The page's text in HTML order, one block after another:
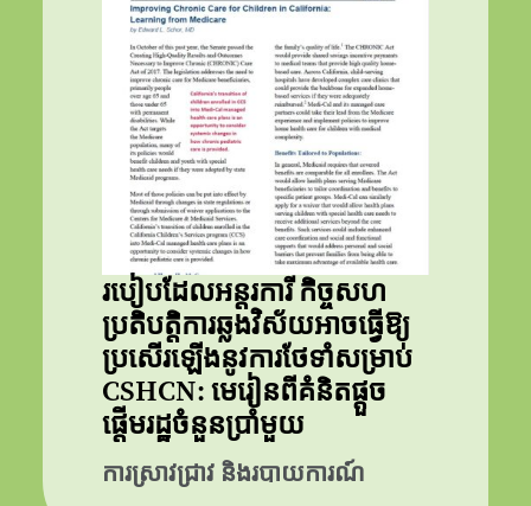
របៀបដែលអន្តរការី កិច្ចសហ
ប្រតិបត្តិការឆ្លងវិស័យអាចធ្វើឱ្យ
ប្រសើរឡើងនូវការថែទាំសម្រាប់
CSHCN: មេរៀនពីគំនិតផ្តួច
ផ្តើមរដ្ឋចំនួនប្រាំមួយ
ការស្រាវជ្រាវ និងរបាយការណ៍